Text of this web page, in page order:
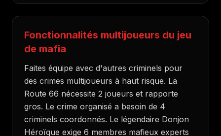
Fonctionnalités multijoueurs du jeu
de mafia
Faites équipe avec d'autres criminels pour
des crimes multijoueurs à haut risque. La
Route 66 nécessite 2 joueurs et rapporte
gros. Le crime organisé a besoin de 4
criminels coordonnés. Le légendaire Donjon
Héroïque exige 6 membres mafieux experts